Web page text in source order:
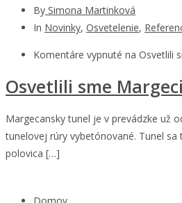
By Simona Martinková
In Novinky, Osvetelenie,
Komentáre vypnuté na Osvetlili
Osvetlili sme
Margecansky tunel je v prevádzke už
tunelovej rúry vybetónované. Tunel
polovica […]
Domov